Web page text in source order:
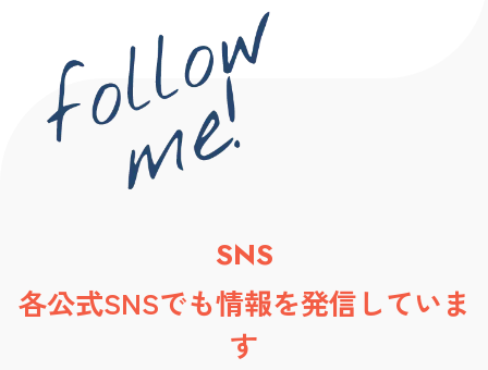
SNS
各公式SNSでも情報を発信していま
す